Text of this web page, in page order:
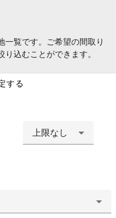
一覧です。ご希望の間取り
込むことができます。
する
上限なし